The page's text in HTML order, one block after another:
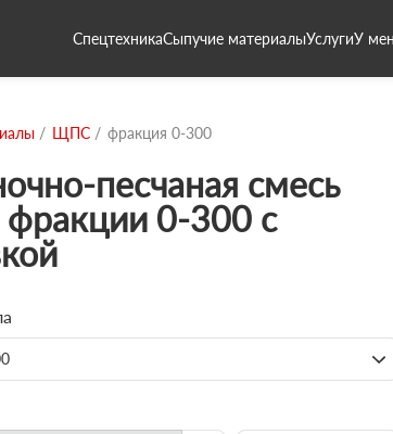
СпецтехникаСыпучие материалыУслугиУ
ЩПС фракция 0-300
песчаная смесь
0-300 с